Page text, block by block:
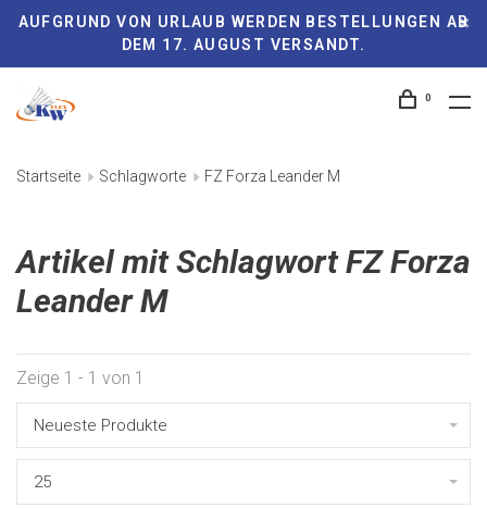
AUFGRUND VON URLAUB WERDEN BESTELLUNGEN AB
DEM 17. AUGUST VERSANDT.
0
Startseite Schlagworte FZ Forza Leander M
Artikel mit Schlagwort FZ Forza
Leander M
Zeige 1 - 1 von 1
Neueste Produkte
25